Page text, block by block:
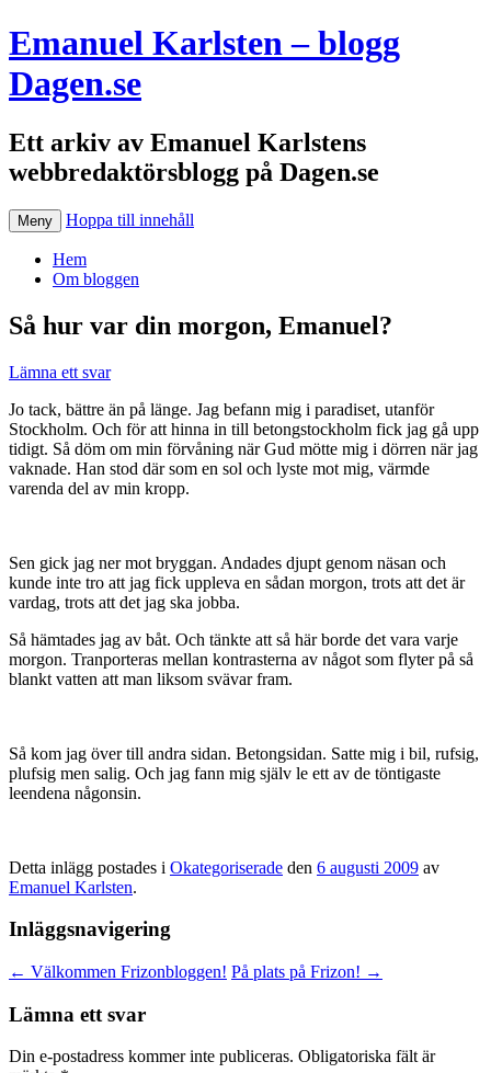
Emanuel Karlsten – blogg
Dagen.se
Ett arkiv av Emanuel Karlstens
webbredaktörsblogg på Dagen.se
Meny Hoppa till innehåll
Hem
Om bloggen
Så hur var din morgon, Emanuel?
Lämna ett svar
Jo tack, bättre än på länge. Jag befann mig i paradiset, utanför
Stockholm. Och för att hinna in till betongstockholm fick jag gå upp
tidigt. Så döm om min förvåning när Gud mötte mig i dörren när jag
vaknade. Han stod där som en sol och lyste mot mig, värmde
varenda del av min kropp.
Sen gick jag ner mot bryggan. Andades djupt genom näsan och
kunde inte tro att jag fick uppleva en sådan morgon, trots att det är
vardag, trots att det jag ska jobba.
Så hämtades jag av båt. Och tänkte att så här borde det vara varje
morgon. Tranporteras mellan kontrasterna av något som flyter på så
blankt vatten att man liksom svävar fram.
Så kom jag över till andra sidan. Betongsidan. Satte mig i bil, rufsig,
plufsig men salig. Och jag fann mig själv le ett av de töntigaste
leendena någonsin.
Detta inlägg postades i Okategoriserade den 6 augusti 2009 av
Emanuel Karlsten.
Inläggsnavigering
← Välkommen Frizonbloggen! På plats på Frizon! →
Lämna ett svar
Din e-postadress kommer inte publiceras. Obligatoriska fält är